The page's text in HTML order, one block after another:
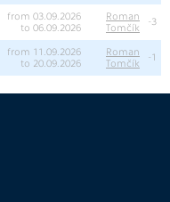
from 03.09.2026
to 06.09.2026
Roman
Tomčík
-3
from 11.09.2026
to 20.09.2026
Roman
Tomčík
-1